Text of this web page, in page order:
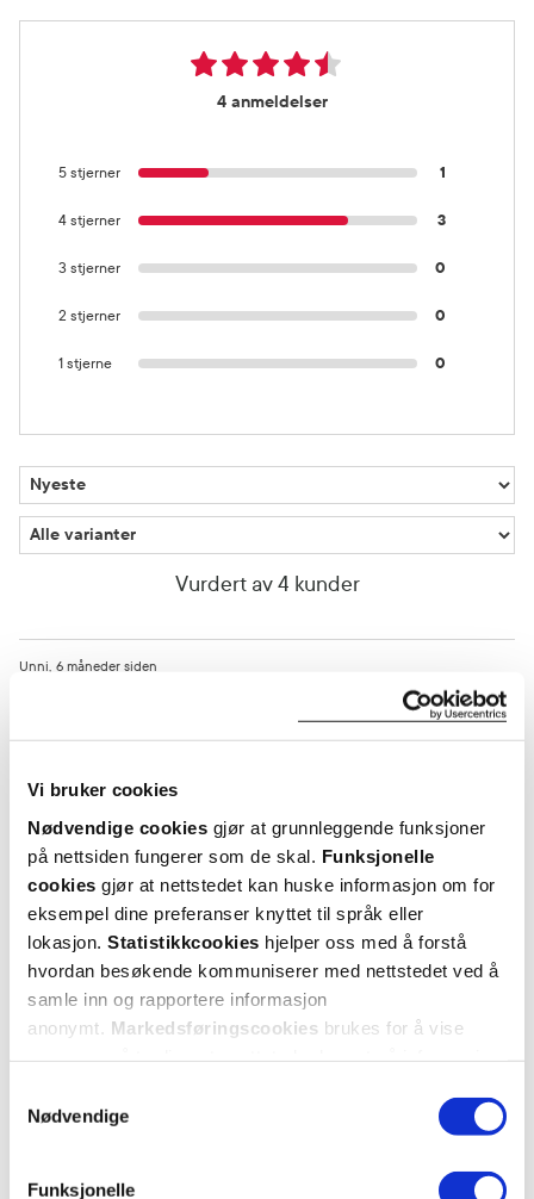
Vi bruker cookies
Nødvendige cookies gjør at grunnleggende funksjoner
på nettsiden fungerer som de skal. Funksjonelle
cookies gjør at nettstedet kan huske informasjon om for
eksempel dine preferanser knyttet til språk eller
lokasjon. Statistikkcookies hjelper oss med å forstå
hvordan besøkende kommuniserer med nettstedet ved å
samle inn og rapportere informasjon
anonymt. Markedsføringscookies brukes for å vise
Nødvendige
Funksjonelle
4 anmeldelser
5 stjerner 1
4 stjerner 3
3 stjerner 0
2 stjerner 0
1 stjerne 0
Vurdert av 4 kunder
Gode
6 måneder siden
Unni
Meget gode
Var denne anmeldelsen nyttig?
0 0
flagg denne anmeldelsen
Et godt valg
1 år siden
Stefan